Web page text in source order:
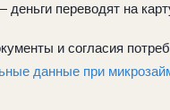
переводят на
и согласия
данные при